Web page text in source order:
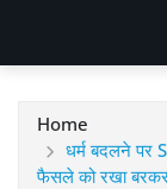
Home
धर्म बदलने पर
फैसले को रखा